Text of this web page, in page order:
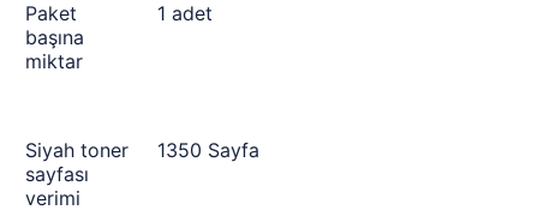
Paket
başına
miktar
1 adet
Siyah toner
sayfası
verimi
1350 Sayfa